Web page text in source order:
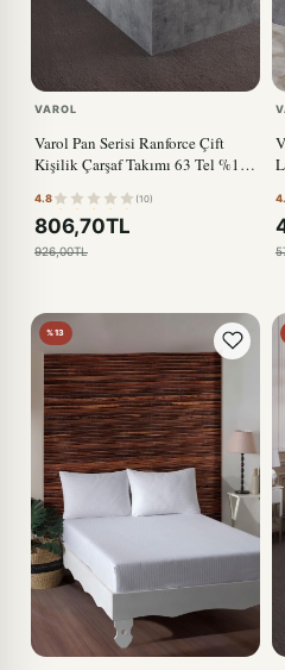
VAROL
Varol Pan Serisi Ranforce Çift
Kişilik Çarşaf Takımı 63 Tel %100
4.8 (10)
806,70TL
926,00TL
%13